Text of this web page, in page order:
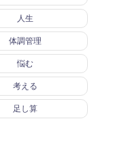
人生
体調管理
悩む
考える
足し算